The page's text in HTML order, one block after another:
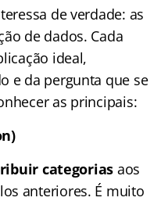
de verdade: as
de dados. Cada
ideal,
e da pergunta que se
as principais:
categorias aos
anteriores. É muito